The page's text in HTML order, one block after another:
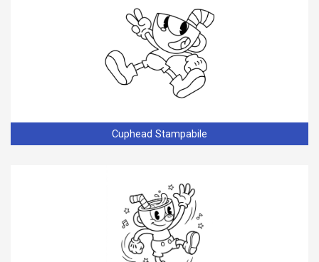
Cuphead Stampabile